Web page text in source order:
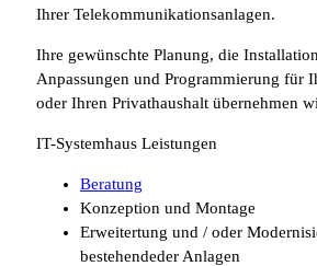
Ihrer Telekommunikationsanlagen.
Ihre gewünschte Planung, die
Anpassungen und Programmierung für
oder Ihren Privathaushalt übernehmen
IT-Systemhaus Leistungen
Beratung
Konzeption und Montage
Erweitertung und / oder
bestehendeder Anlagen